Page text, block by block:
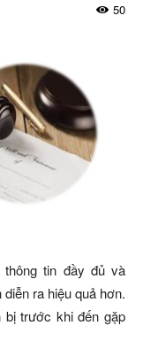
50
tin đầy đủ và
ra hiệu quả hơn.
bị trước khi đến gặp